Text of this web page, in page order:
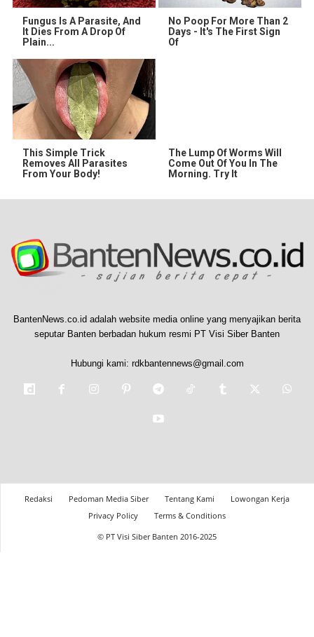
Fungus Is A Parasite, And
It Dies From A Drop Of
Plain...
No Poop For More Than 2
Days - It's The First Sign
Of
This Simple Trick
Removes All Parasites
From Your Body!
The Lump Of Worms Will
Come Out Of You In The
Morning. Try It
BantenNews.co.id adalah website media online yang menyajikan berita
seputar Banten berbadan hukum resmi PT Visi Siber Banten
Hubungi kami: rdkbantennews@gmail.com
Redaksi Pedoman Media Siber Tentang Kami
Lowongan Kerja
Privacy Policy
Terms & Conditions
© PT Visi Siber Banten 2016-2025